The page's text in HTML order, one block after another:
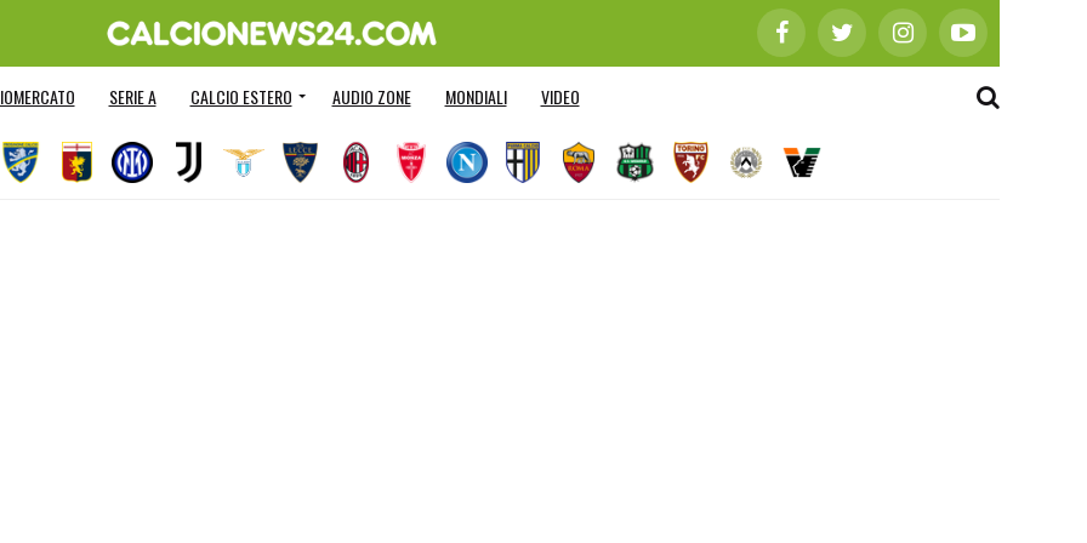
SERIE A CALCIO ESTERO AUDIO ZONE MONDIALI VIDEO